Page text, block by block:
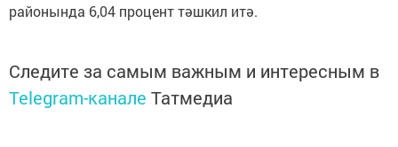
районында 6,04 процент тәшкил итә.
Следите за самым важным и интересным в
Telegram-канале Татмедиа